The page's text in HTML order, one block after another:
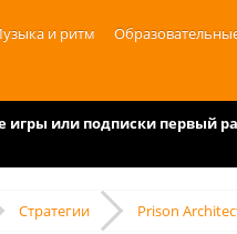
и ритм
игры или подписки первый
Стратегии Prison